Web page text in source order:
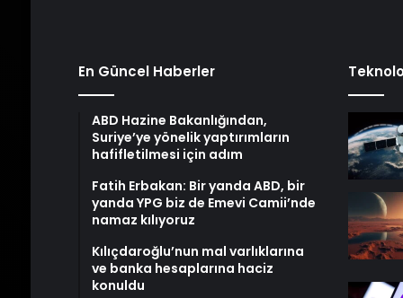
En Güncel Haberler
ABD Hazine Bakanlığından,
Suriye’ye yönelik yaptırımların
hafifletilmesi için adım
Fatih Erbakan: Bir yanda ABD, bir
yanda YPG biz de Emevi Camii’nde
namaz kılıyoruz
Kılıçdaroğlu’nun mal varlıklarına
ve banka hesaplarına haciz
konuldu